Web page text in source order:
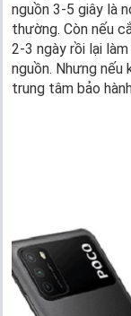
nguồn 3-5 giây là
thường. Còn nếu
2-3 ngày rồi lại
nguồn. Nhưng
trung tâm bảo